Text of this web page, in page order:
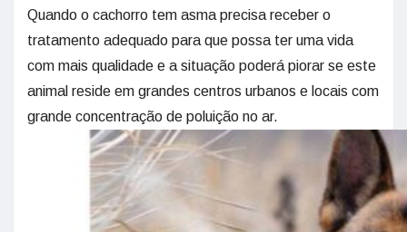
Quando o cachorro tem asma precisa receber o
tratamento adequado para que possa ter uma vida
com mais qualidade e a situação poderá piorar se este
animal reside em grandes centros urbanos e locais com
grande concentração de poluição no ar.